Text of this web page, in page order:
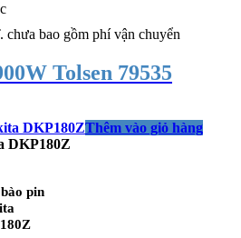
chưa bao gồm phí vận chuyển
Tolsen 79535
Thêm vào giỏ hàng
DKP180Z
pin